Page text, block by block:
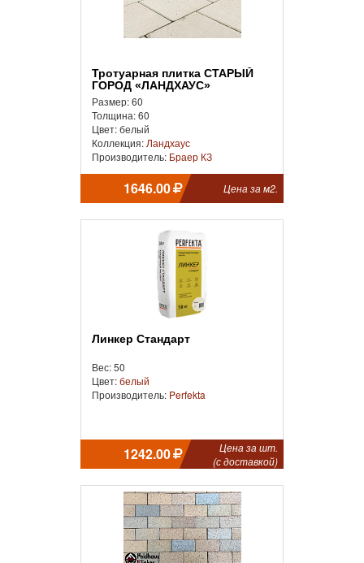
Тротуарная плитка СТАРЫЙ
ГОРОД «ЛАНДХАУС»
Размер: 60
Толщина: 60
Цвет: белый
Коллекция: Ландхаус
Производитель: Браер КЗ
1646.00 Цена за м2.
Линкер Стандарт
Вес: 50
Цвет:белый
Производитель: Perfekta
1242.00
Цена за шт.
(с доставкой)